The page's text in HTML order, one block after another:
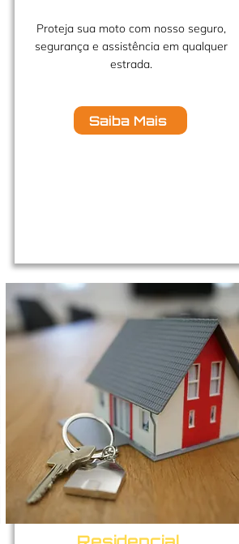
Proteja sua moto com nosso seguro,
segurança e assistência em qualquer
estrada.
Saiba Mais